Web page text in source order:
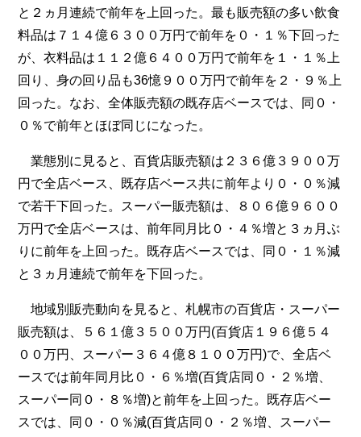
と２ヵ月連続で前年を上回った。最も販売額の多い飲食
料品は７１４億６３００万円で前年を０・１％下回った
が、衣料品は１１２億６４００万円で前年を１・１％上
回り、身の回り品も36憶９００万円で前年を２・９％上
回った。なお、全体販売額の既存店ベースでは、同０・
０％で前年とほぼ同じになった。
業態別に見ると、百貨店販売額は２３６億３９００万
円で全店ベース、既存店ベース共に前年より０・０％減
で若干下回った。スーパー販売額は、８０６億９６００
万円で全店ベースは、前年同月比０・４％増と３ヵ月ぶ
りに前年を上回った。既存店ベースでは、同０・１％減
と３ヵ月連続で前年を下回った。
地域別販売動向を見ると、札幌市の百貨店・スーパー
販売額は、５６１億３５００万円(百貨店１９６億５４
００万円、スーパー３６４億８１００万円)で、全店ベ
ースでは前年同月比０・６％増(百貨店同０・２％増、
スーパー同０・８％増)と前年を上回った。既存店ベー
スでは、同０・０％減(百貨店同０・２％増、スーパー